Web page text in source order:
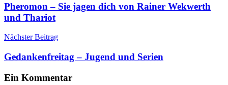
Pheromon – Sie jagen dich von Rainer Wekwerth
und Thariot
Nächster Beitrag
Gedankenfreitag – Jugend und Serien
Ein Kommentar